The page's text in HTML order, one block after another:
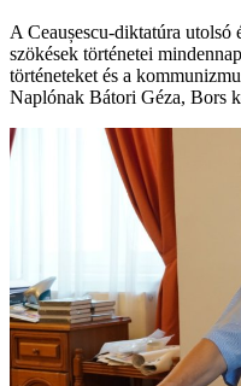
A Ceaușescu-diktatúra utolsó
szökések történetei
történeteket és a
Naplónak Bátori Géza, Bors